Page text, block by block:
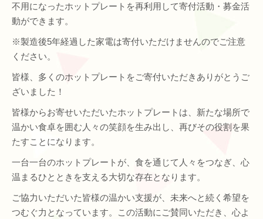
不用になったホットプレートを再利用して寄付活動・募金活
動ができます。
※製造後5年経過した家電は寄付いただけませんのでご注意
ください。
皆様、多くのホットプレートをご寄付いただきありがとうご
ざいました！
皆様からお寄せいただいたホットプレートは、新たな場所で
温かい食卓を囲む人々の笑顔を生み出し、再びその役割を果
たすことになります。
一台一台のホットプレートが、食を通じて人々をつなぎ、心
温まるひとときを支える大切な存在となります。
ご協力いただいた皆様の温かい支援が、未来へと続く希望を
つむぐ力となっています。この活動にご賛同いただき、心よ